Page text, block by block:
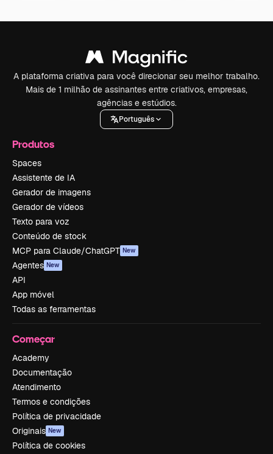
A plataforma criativa para você direcionar seu melhor trabalho.
Mais de 1 milhão de assinantes entre criativos, empresas,
agências e estúdios.
Português
Produtos
Spaces
Assistente de IA
Gerador de imagens
Gerador de vídeos
Texto para voz
Conteúdo de stock
MCP para Claude/ChatGPT New
Agentes New
API
App móvel
Todas as ferramentas
Começar
Academy
Documentação
Atendimento
Termos e condições
Política de privacidade
Originais New
Política de cookies